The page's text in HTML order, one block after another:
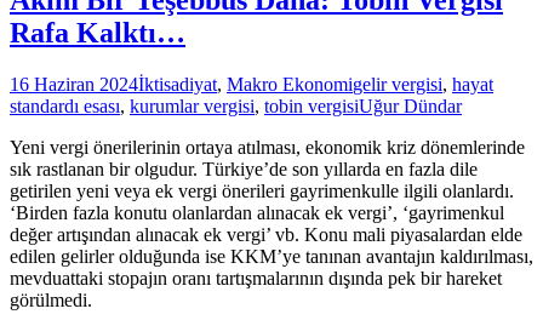
Rafa Kalktı…
16 Haziran 2024İktisadiyat, Makro Ekonomigelir vergisi, hayat
standardı esası, kurumlar vergisi, tobin vergisiUğur Dündar
Yeni vergi önerilerinin ortaya atılması, ekonomik kriz dönemlerinde
sık rastlanan bir olgudur. Türkiye’de son yıllarda en fazla dile
getirilen yeni veya ek vergi önerileri gayrimenkulle ilgili olanlardı.
‘Birden fazla konutu olanlardan alınacak ek vergi’, ‘gayrimenkul
değer artışından alınacak ek vergi’ vb. Konu mali piyasalardan elde
edilen gelirler olduğunda ise KKM’ye tanınan avantajın kaldırılması,
mevduattaki stopajın oranı tartışmalarının dışında pek bir hareket
görülmedi.